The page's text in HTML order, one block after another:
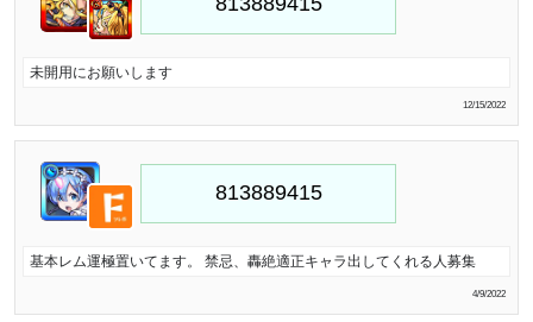
未開用にお願いします
12/15/2022
基本レム運極置いてます。 禁忌、轟絶適正キャラ出してくれる人募集
4/9/2022